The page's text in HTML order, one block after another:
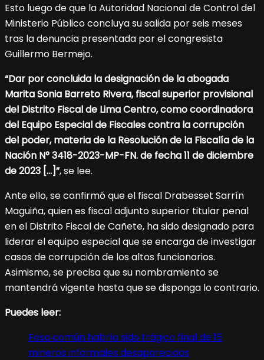
Esto luego de que la Autoridad Nacional de Control del
Ministerio Público concluya su salida por seis meses
tras la denuncia presentada por el congresista
Guillermo Bermejo.
“Dar por concluida la designación de la abogada
Marita Sonia Barreto Rivera, fiscal superior provisional
del Distrito Fiscal de Lima Centro, como coordinadora
del Equipo Especial de Fiscales contra la corrupción
del poder, materia de la Resolución de la Fiscalía de la
Nación N° 3418-2023-MP-FN. de fecha 11 de diciembre
de 2023 […]”, se lee.
Ante ello, se confirmó que el fiscal Drabesset Sarrín
Maguiña, quien es fiscal adjunto superior titular penal
en el Distrito Fiscal de Cañete, ha sido designado para
liderar el equipo especial que se encarga de investigar
casos de corrupción de los altos funcionarios.
Asimismo, se precisa que su nombramiento se
mantendrá vigente hasta que se disponga lo contrario.
Puedes leer:
Fosa común habría sido trágico final de 15
mineros informales desaparecidos